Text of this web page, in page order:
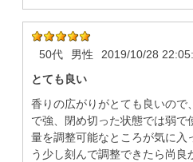
50代 男性
2019/10/28
とても良い
香りの広がりがとても良いので
で強、閉め切った状態では弱で
量を調整可能なところが気に入
う少し刻んで調整できたら尚良